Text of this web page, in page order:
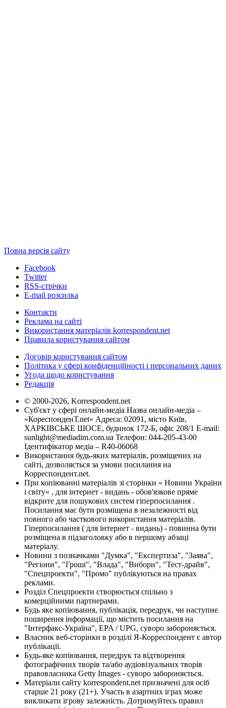
Повна версія сайту
Facebook
Twitter
RSS-стрічки
E-mail розсилка
Контакти
Реклама на сайті
Використання матеріалів korrespondent.net
Правила користування сайтом
Договір користування сайтом
Політика у сфері конфіденційності і персональних даних
Угода щодо користування
Редакція
© 2000-2026, Korrespondent.net
Суб'єкт у сфері онлайн-медіа Назва онлайн-медіа –
«КореспонденТ.net» Адреса: 02091, місто Київ,
ХАРКІВСЬКЕ ШОСЕ, будинок 172-Б, офіс 208/1 E-mail:
sunlight@mediadim.com.ua Телефон: 044-205-43-00
Ідентифікатор медіа – R40-06068
Використання будь-яких матеріалів, розміщених на
сайті, дозволяється за умови посилання на
Корреспондент.net.
При копіюванні матеріалів зі сторінки « Новини України
і світу» , для інтернет - видань - обов'язкове пряме
відкрите для пошукових систем гіперпосилання .
Посилання має бути розміщена в незалежності від
повного або часткового використання матеріалів.
Гіперпосилання ( для інтернет - видань) - повинна бути
розміщена в підзаголовку або в першому абзаці
матеріалу.
Новини з позначками "Думка", "Експертиза", "Заява",
"Регіони", "Гроші", "Влада", "Вибори", "Тест-драйв",
"Спецпроекти", "Промо" публікуються на правах
реклами.
Розділ Спецпроекти створюється спільно з
комерційними партнерами.
Будь яке копіювання, публікація, передрук, чи наступне
поширення інформації, що містить посилання на
"Інтерфакс-Україна", EPA / UPG, суворо забороняється.
Власник веб-сторінки в розділі Я-Корреспондент є автор
публікації.
Будь-яке копіювання, передрук та відтворення
фотографічних творів та/або аудіовізуальних творів
правовласника Getty Images - суворо забороняється.
Матеріали сайту korrespondent.net призначені для осіб
старше 21 року (21+). Участь в азартних іграх може
викликати ігрову залежність. Дотримуйтесь правил